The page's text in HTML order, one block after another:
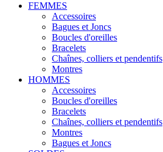
FEMMES
Accessoires
Bagues et Joncs
Boucles d'oreilles
Bracelets
Chaînes, colliers et pendentifs
Montres
HOMMES
Accessoires
Boucles d'oreilles
Bracelets
Chaînes, colliers et pendentifs
Montres
Bagues et Joncs